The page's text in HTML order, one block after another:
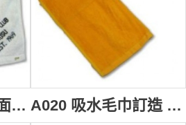
A021 細毛巾訂做 面巾製作 小毛巾供應商 #30*30cm A020 吸水毛巾訂造 印製毛巾 擦汗毛巾 面巾供應商 #30*100cm